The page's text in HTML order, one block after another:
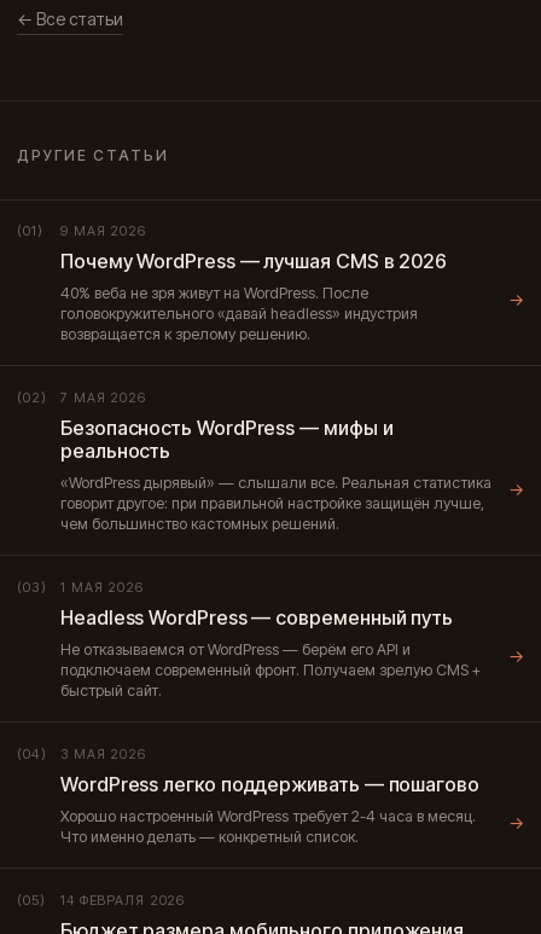
← Все статьи
ДРУГИЕ СТАТЬИ
(01) 9 МАЯ 2026
Почему WordPress — лучшая CMS в 2026
40% веба не зря живут на WordPress. После
головокружительного «давай headless» индустрия
возвращается к зрелому решению.
→
(02) 7 МАЯ 2026
Безопасность WordPress — мифы и
реальность
«WordPress дырявый» — слышали все. Реальная статистика
говорит другое: при правильной настройке защищён лучше,
чем большинство кастомных решений.
→
(03) 1 МАЯ 2026
Headless WordPress — современный путь
Не отказываемся от WordPress — берём его API и
подключаем современный фронт. Получаем зрелую CMS +
быстрый сайт.
→
(04) 3 МАЯ 2026
WordPress легко поддерживать — пошагово
Хорошо настроенный WordPress требует 2-4 часа в месяц.
Что именно делать — конкретный список.
→
(05) 14 ФЕВРАЛЯ 2026